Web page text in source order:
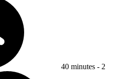
40 minutes - 2